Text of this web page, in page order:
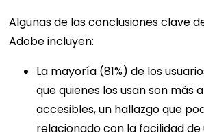
Algunas de las conclusiones clave
Adobe incluyen:
La mayoría (81%) de los
que quienes los usan son más
accesibles, un hallazgo que
relacionado con la facilidad de